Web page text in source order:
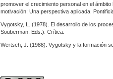
promover el crecimiento personal en el
motivación: Una perspectiva aplicada.
Vygotsky, L. (1978). El desarrollo de los
Souberman, Eds.). Crítica.
Wertsch, J. (1988). Vygotsky y la formación